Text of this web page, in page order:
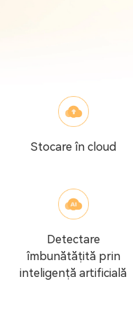
Stocare în cloud
Detectare
îmbunătățită prin
inteligență artificială